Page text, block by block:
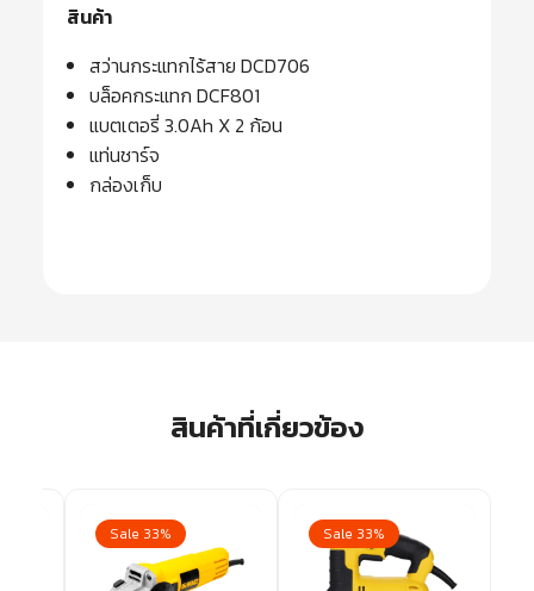
สินค้า
สว่านกระแทกไร้สาย DCD706
บล็อคกระแทก DCF801
แบตเตอรี่ 3.0Ah X 2 ก้อน
แท่นชาร์จ
กล่องเก็บ
สินค้าที่เกี่ยวข้อง
Sale 33% Sale 33%